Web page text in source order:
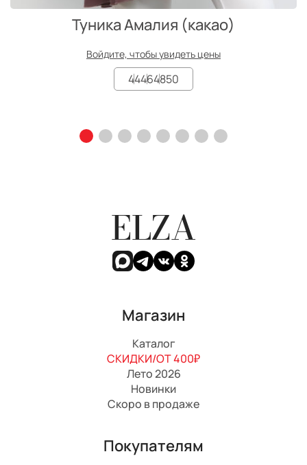
Туника Амалия (какао)
Войдите, чтобы увидеть цены
44464850
ELZA
Магазин
Каталог
СКИДКИ/ОТ 400₽
Лето 2026
Новинки
Скоро в продаже
Покупателям